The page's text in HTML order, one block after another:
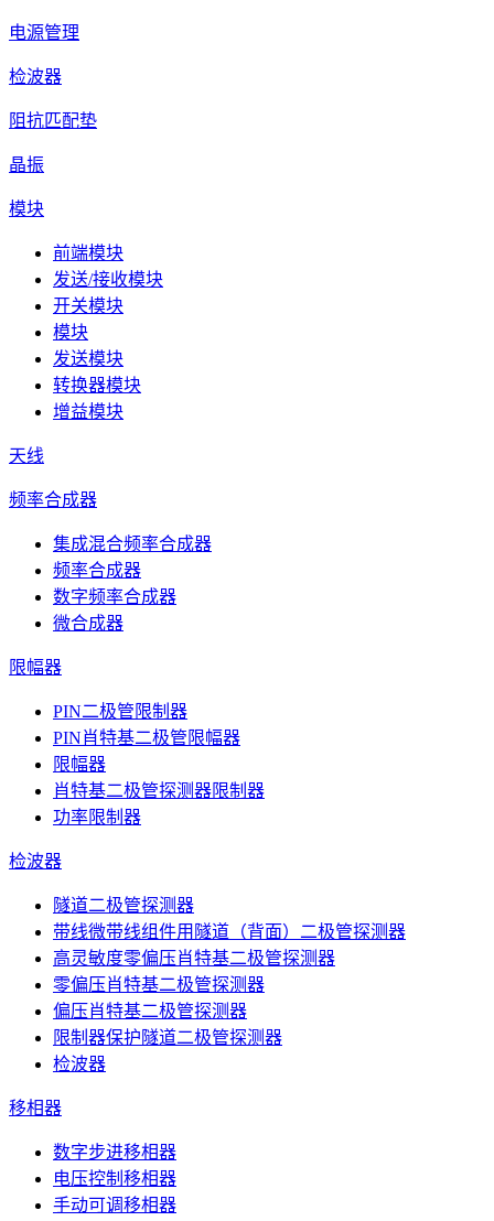
电源管理
检波器
阻抗匹配垫
晶振
模块
前端模块
发送/接收模块
开关模块
模块
发送模块
转换器模块
增益模块
天线
频率合成器
集成混合频率合成器
频率合成器
数字频率合成器
微合成器
限幅器
PIN二极管限制器
PIN肖特基二极管限幅器
限幅器
肖特基二极管探测器限制器
功率限制器
检波器
隧道二极管探测器
带线微带线组件用隧道（背面）二极管探测器
高灵敏度零偏压肖特基二极管探测器
零偏压肖特基二极管探测器
偏压肖特基二极管探测器
限制器保护隧道二极管探测器
检波器
移相器
数字步进移相器
电压控制移相器
手动可调移相器